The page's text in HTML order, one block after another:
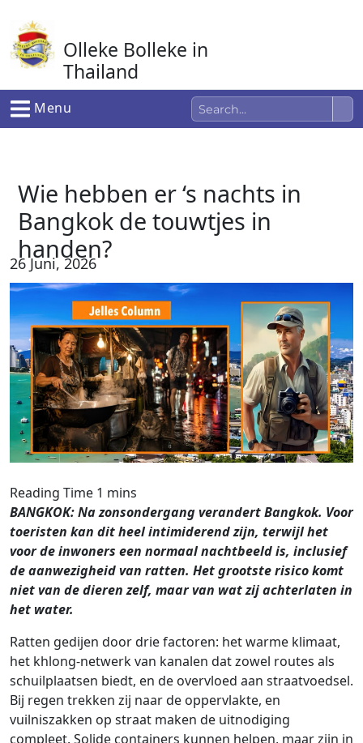
naar
de
inhoud
Olleke Bolleke in
Thailand
In Thailand
Menu
Wie hebben er ‘s nachts in
Bangkok de touwtjes in
handen?
26 Juni, 2026
BANGKOK: Na zonsondergang verandert Bangkok. Voor
toeristen kan dit heel intimiderend zijn, terwijl het
voor de inwoners een normaal nachtbeeld is, inclusief
de aanwezigheid van ratten. Het grootste risico komt
niet van de dieren zelf, maar van wat zij achterlaten in
het water.
Ratten gedijen door drie factoren: het warme klimaat,
het khlong-netwerk van kanalen dat zowel routes als
schuilplaatsen biedt, en de overvloed aan straatvoedsel.
Bij regen trekken zij naar de oppervlakte, en
vuilniszakken op straat maken de uitnodiging
compleet. Solide containers kunnen helpen, maar zijn in